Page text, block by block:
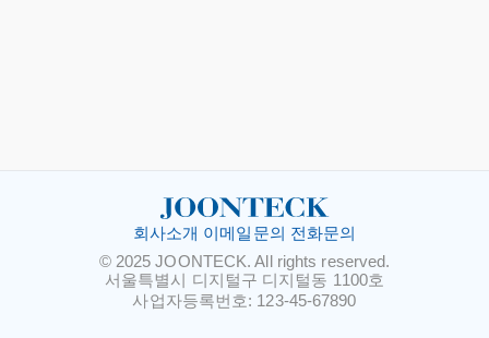
회사소개 이메일문의 전화문의
© 2025 JOONTECK. All rights reserved.
서울특별시 디지털구 디지털동 1100호
사업자등록번호: 123-45-67890